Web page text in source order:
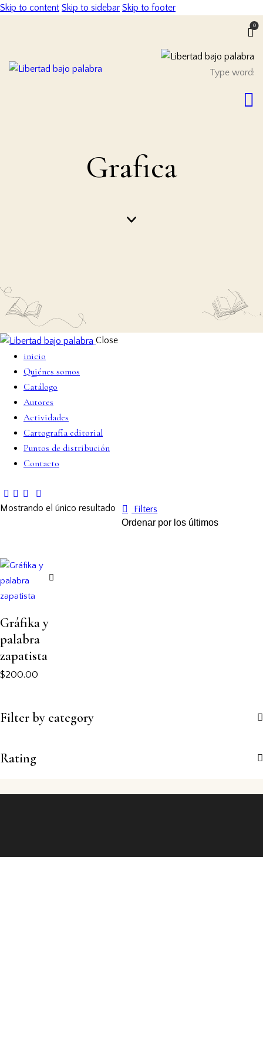
Skip to content Skip to sidebar Skip to footer
0
Grafica
Close
inicio
Quiénes somos
Catálogo
Autores
Actividades
Cartografía editorial
Puntos de distribución
Contacto
Mostrando el único resultado Filters
Gráfika y
palabra
zapatista
$200.00
Filter by category
Rating